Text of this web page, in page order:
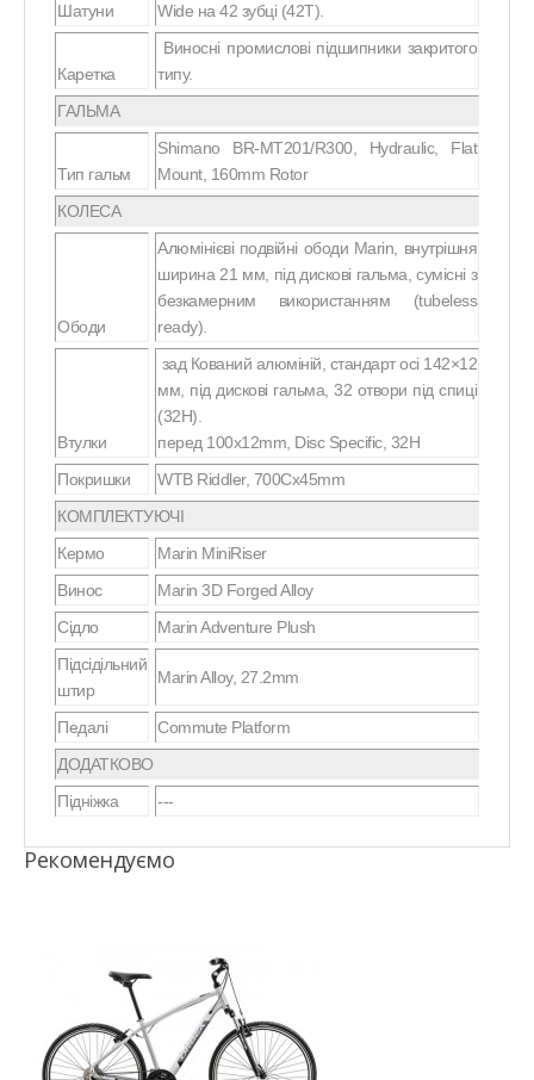
Шатуни
Wide на 42 зубці (42T).
Каретка
Виносні промислові підшипники закритого
типу.
ГАЛЬМА
Тип гальм
Shimano BR-MT201/R300, Hydraulic, Flat
Mount, 160mm Rotor
КОЛЕСА
Ободи
Алюмінієві подвійні ободи Marin, внутрішня
ширина 21 мм, під дискові гальма, сумісні з
безкамерним використанням (tubeless
ready).
Втулки
зад Кований алюміній, стандарт осі 142×12
мм, під дискові гальма, 32 отвори під спиці
(32H).
перед 100x12mm, Disc Specific, 32H
Покришки
WTB Riddler, 700Cx45mm
КОМПЛЕКТУЮЧІ
Кермо
Marin MiniRiser
Винос
Marin 3D Forged Alloy
Сідло
Marin Adventure Plush
Підсідільний
штир
Marin Alloy, 27.2mm
Педалі
Commute Platform
ДОДАТКОВО
Підніжка
---
Рекомендуємо